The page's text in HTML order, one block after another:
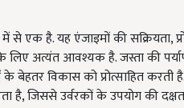
में से एक है. यह एंजाइमों की सक्रियता,
के लिए अत्यंत आवश्यक है. जस्ता की
विकास को प्रोत्साहित करती है.
है, जिससे उर्वरकों के उपयोग की